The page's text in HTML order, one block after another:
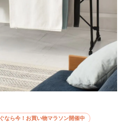
なら今！お買い物マラソン開催中